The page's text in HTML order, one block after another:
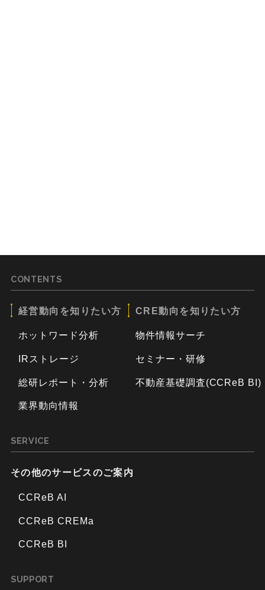
CONTENTS
経営動向を知りたい方
ホットワード分析
IRストレージ
総研レポート・分析
業界動向情報
CRE動向を知りたい方
物件情報サーチ
セミナー・研修
不動産基礎調査(CCReB BI)
SERVICE
その他のサービスのご案内
CCReB AI
CCReB CREMa
CCReB BI
SUPPORT